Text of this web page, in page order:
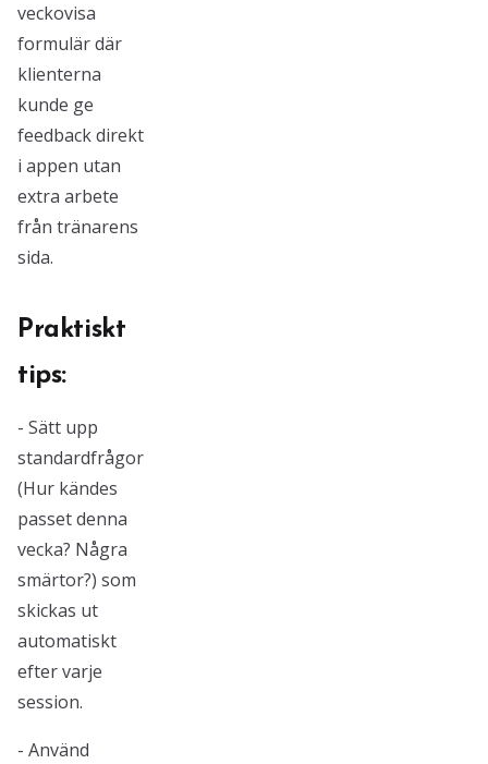
veckovisa
formulär där
klienterna
kunde ge
feedback direkt
i appen utan
extra arbete
från tränarens
sida.
Praktiskt
tips:
- Sätt upp
standardfrågor
(Hur kändes
passet denna
vecka? Några
smärtor?) som
skickas ut
automatiskt
efter varje
session.
- Använd